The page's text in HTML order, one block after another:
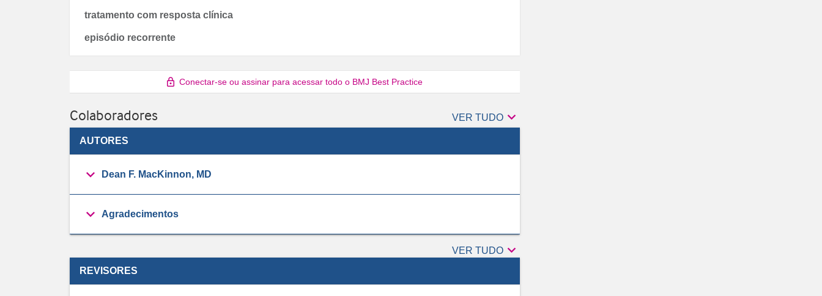
tratamento com resposta clínica
episódio recorrente
Conectar-se ou assinar para acessar todo o BMJ Best Practice
Colaboradores VER TUDOAutores

AUTORES
Dean F. MacKinnon, MD
Agradecimentos
VER TUDORevisores

REVISORES